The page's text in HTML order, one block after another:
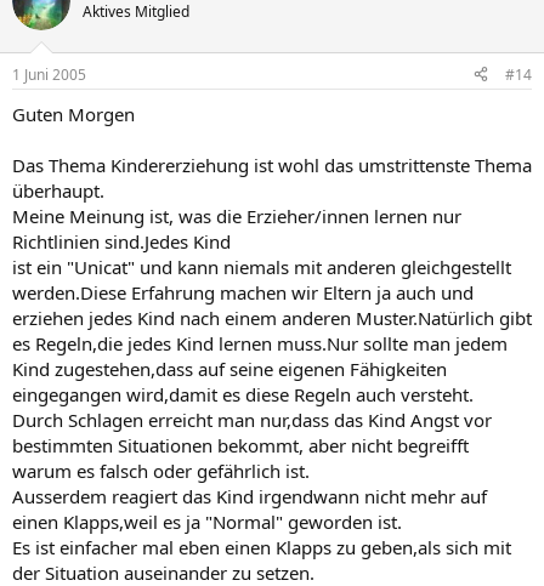
Aktives Mitglied
1 Juni 2005 #14
Guten Morgen
Das Thema Kindererziehung ist wohl das umstrittenste Thema
überhaupt.
Meine Meinung ist, was die Erzieher/innen lernen nur
Richtlinien sind.Jedes Kind
ist ein "Unicat" und kann niemals mit anderen gleichgestellt
werden.Diese Erfahrung machen wir Eltern ja auch und
erziehen jedes Kind nach einem anderen Muster.Natürlich gibt
es Regeln,die jedes Kind lernen muss.Nur sollte man jedem
Kind zugestehen,dass auf seine eigenen Fähigkeiten
eingegangen wird,damit es diese Regeln auch versteht.
Durch Schlagen erreicht man nur,dass das Kind Angst vor
bestimmten Situationen bekommt, aber nicht begreifft
warum es falsch oder gefährlich ist.
Ausserdem reagiert das Kind irgendwann nicht mehr auf
einen Klapps,weil es ja "Normal" geworden ist.
Es ist einfacher mal eben einen Klapps zu geben,als sich mit
der Situation auseinander zu setzen.